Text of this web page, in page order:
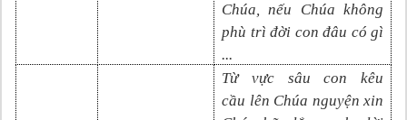
Chúa, nếu Chúa không
phù trì đời con đâu có gì
...
Từ vực sâu con kêu
cầu lên Chúa nguyện xin